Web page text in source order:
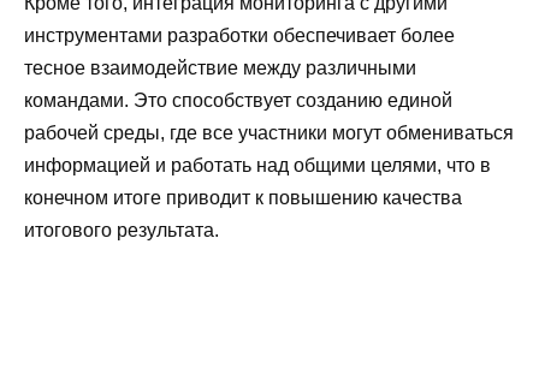
инструментами разработки обеспечивает более
тесное взаимодействие между различными
командами. Это способствует созданию единой
рабочей среды, где все участники могут обмениваться
информацией и работать над общими целями, что в
конечном итоге приводит к повышению качества
итогового результата.